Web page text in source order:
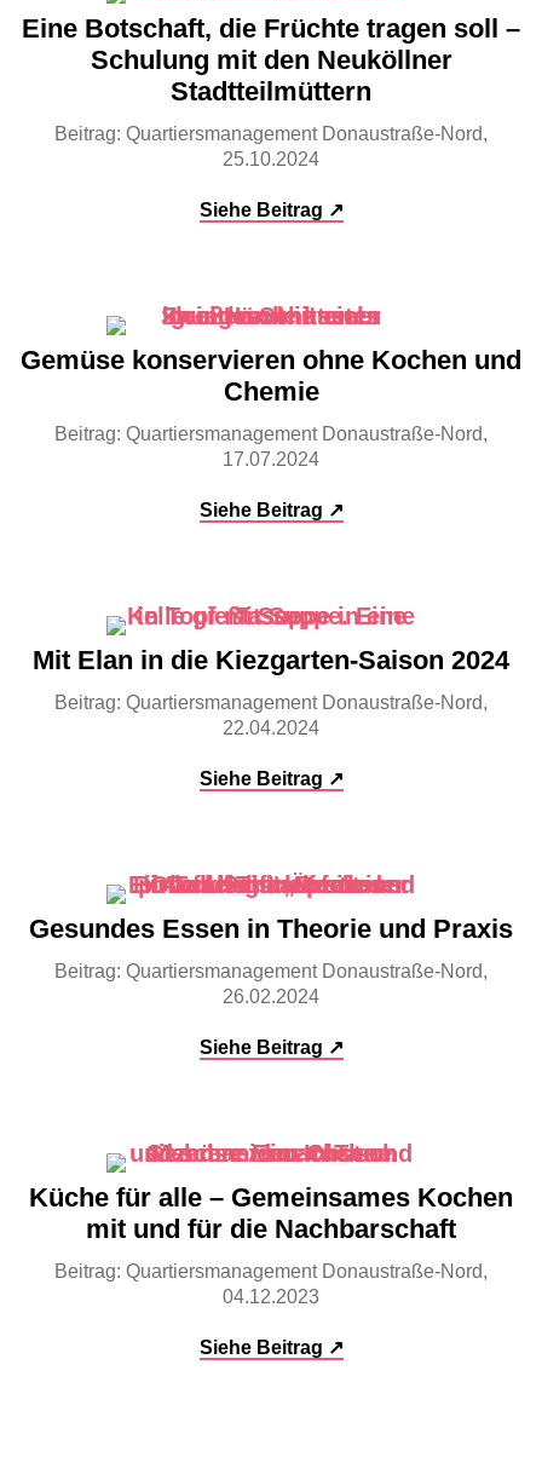
Eine Botschaft, die Früchte tragen soll –
Schulung mit den Neuköllner
Stadtteilmüttern
Beitrag: Quartiersmanagement Donaustraße-Nord,
25.10.2024
Siehe Beitrag ↗
Gemüse konservieren ohne Kochen und
Chemie
Beitrag: Quartiersmanagement Donaustraße-Nord,
17.07.2024
Siehe Beitrag ↗
Mit Elan in die Kiezgarten-Saison 2024
Beitrag: Quartiersmanagement Donaustraße-Nord,
22.04.2024
Siehe Beitrag ↗
Gesundes Essen in Theorie und Praxis
Beitrag: Quartiersmanagement Donaustraße-Nord,
26.02.2024
Siehe Beitrag ↗
Küche für alle – Gemeinsames Kochen
mit und für die Nachbarschaft
Beitrag: Quartiersmanagement Donaustraße-Nord,
04.12.2023
Siehe Beitrag ↗